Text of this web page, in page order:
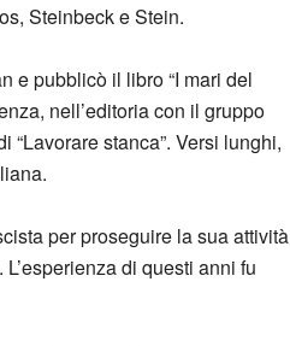
Steinbeck e Stein.
e pubblicò il libro “I mari del
nell’editoria con il gruppo
stanca”. Versi lunghi,
per proseguire la sua attività
di questi anni fu